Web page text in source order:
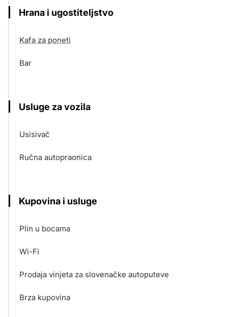
Hrana i ugostiteljstvo
Kafa za poneti
Bar
Usluge za vozila
Usisivač
Ručna autopraonica
Kupovina i usluge
Plin u bocama
Wi-Fi
Prodaja vinjeta za slovenačke autoputeve
Brza kupovina